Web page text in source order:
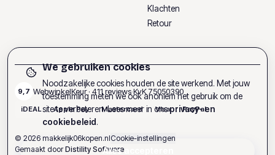
Klachten
Retour
9,7 WebwinkelKeur · 411reviews·KvK75050390
iDEAL Apple Pay Mastercard Visa PayPal
© 2026 makkelijk06kopen.nlCookie-instellingen
Gemaakt door Distility Software
We gebruiken cookies
Noodzakelijke cookies houden de site werkend. Met jouw
toestemming meten we ook anoniem het gebruik om de
site te verbeteren. Lees meer in onsprivacy- en
cookiebeleid.
Alles accepteren